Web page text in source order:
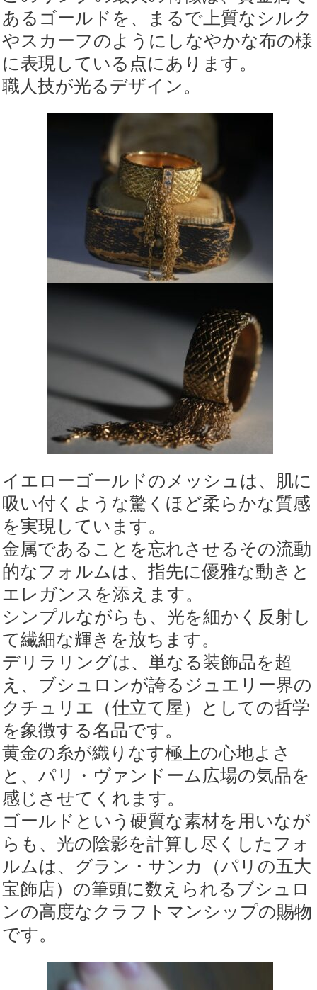
あるゴールドを、まるで上質なシルク
やスカーフのようにしなやかな布の様
に表現している点にあります。
職人技が光るデザイン。
イエローゴールドのメッシュは、肌に
吸い付くような驚くほど柔らかな質感
を実現しています。
金属であることを忘れさせるその流動
的なフォルムは、指先に優雅な動きと
エレガンスを添えます。
シンプルながらも、光を細かく反射し
て繊細な輝きを放ちます。
デリラリングは、単なる装飾品を超
え、ブシュロンが誇るジュエリー界の
クチュリエ（仕立て屋）としての哲学
を象徴する名品です。
黄金の糸が織りなす極上の心地よさ
と、パリ・ヴァンドーム広場の気品を
感じさせてくれます。
ゴールドという硬質な素材を用いなが
らも、光の陰影を計算し尽くしたフォ
ルムは、グラン・サンカ（パリの五大
宝飾店）の筆頭に数えられるブシュロ
ンの高度なクラフトマンシップの賜物
です。